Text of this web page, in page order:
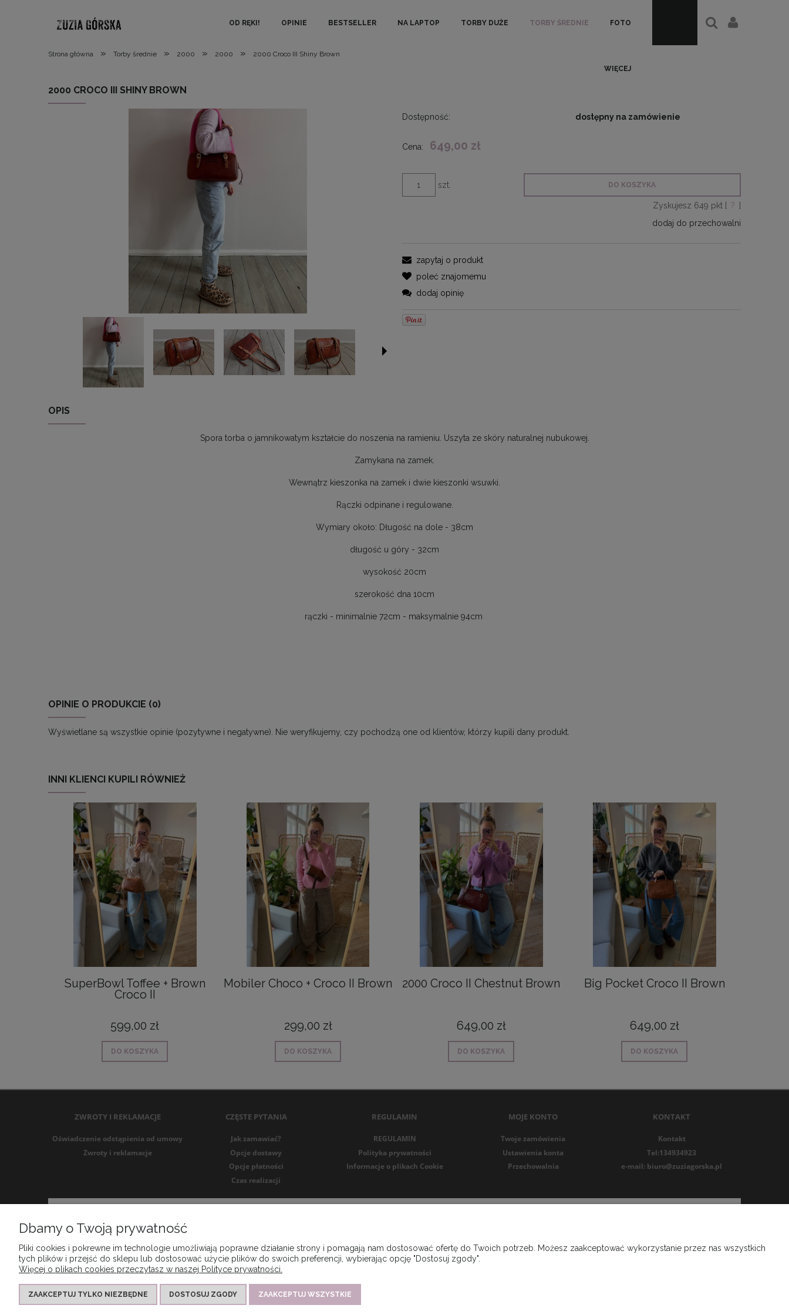
OD RĘKI! OPINIE BESTSELLER NA LAPTOP TORBY DUŻE TORBY ŚREDNIE FOTO
WIĘCEJ
Strona główna » Torby średnie » 2000 » 2000 » 2000 Croco III Shiny Brown
2000 CROCO III SHINY BROWN
Dostępność: dostępny na zamówienie
Cena: 649,00 zł
szt. DO KOSZYKA
Zyskujesz 649 pkt [ ? ]
dodaj do przechowalni
zapytaj o produkt
poleć znajomemu
dodaj opinię
OPIS
Spora torba o jamnikowatym kształcie do noszenia na ramieniu. Uszyta ze skóry naturalnej nubukowej.
Zamykana na zamek.
Wewnątrz kieszonka na zamek i dwie kieszonki wsuwki.
Rączki odpinane i regulowane.
Wymiary około: Długość na dole - 38cm
długość u góry - 32cm
wysokość 20cm
szerokość dna 10cm
rączki - minimalnie 72cm - maksymalnie 94cm
OPINIE O PRODUKCIE (0)
Wyświetlane są wszystkie opinie (pozytywne i negatywne). Nie weryfikujemy, czy pochodzą one od klientów, którzy kupili dany produkt.
INNI KLIENCI KUPILI RÓWNIEŻ
SuperBowl Toffee + Brown
Croco II
599,00 zł
DO KOSZYKA
Mobiler Choco + Croco II Brown
299,00 zł
DO KOSZYKA
2000 Croco II Chestnut Brown
649,00 zł
DO KOSZYKA
Big Pocket Croco II Brown
649,00 zł
DO KOSZYKA
ZWROTY I REKLAMACJE
Oświadczenie odstąpienia od umowy
Zwroty i reklamacje
CZĘSTE PYTANIA
Jak zamawiać?
Opcje dostawy
Opcje płatności
Czas realizacji
REGULAMIN
REGULAMIN
Polityka prywatności
Informacje o plikach Cookie
MOJE KONTO
Twoje zamówienia
Ustawienia konta
Przechowalnia
KONTAKT
Kontakt
Tel:134934923
e-mail: biuro@zuziagorska.pl
Dbamy o Twoją prywatność
Pliki cookies i pokrewne im technologie umożliwiają poprawne działanie strony i pomagają nam dostosować ofertę do Twoich potrzeb. Możesz zaakceptować wykorzystanie przez nas wszystkich
tych plików i przejść do sklepu lub dostosować użycie plików do swoich preferencji, wybierając opcję "Dostosuj zgody".
Więcej o plikach cookies przeczytasz w naszej Polityce prywatności.
ZAAKCEPTUJ TYLKO NIEZBĘDNE DOSTOSUJ ZGODY ZAAKCEPTUJ WSZYSTKIE